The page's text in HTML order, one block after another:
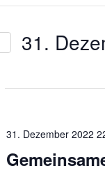
31.
31. Dezember 2022